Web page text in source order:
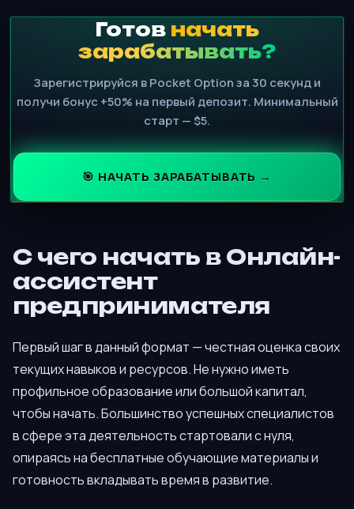
Готов начать
зарабатывать?
Зарегистрируйся в Pocket Option за 30 секунд и
получи бонус +50% на первый депозит. Минимальный
старт — $5.
🎯 НАЧАТЬ ЗАРАБАТЫВАТЬ →
С чего начать в Онлайн-
ассистент
предпринимателя
Первый шаг в данный формат — честная оценка своих
текущих навыков и ресурсов. Не нужно иметь
профильное образование или большой капитал,
чтобы начать. Большинство успешных специалистов
в сфере эта деятельность стартовали с нуля,
опираясь на бесплатные обучающие материалы и
готовность вкладывать время в развитие.